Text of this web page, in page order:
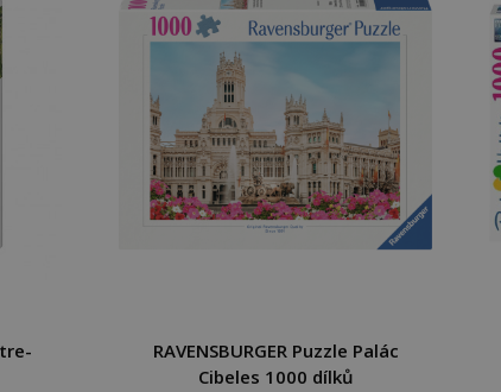
RAVENSBURGER Puzzle Palác
Cibeles 1000 dílků